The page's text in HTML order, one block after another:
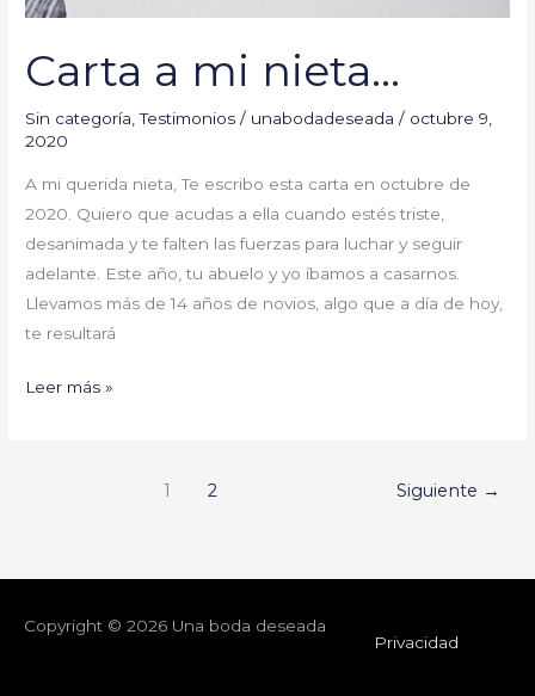
Carta a mi nieta…
Sin categoría ,Testimonios / unabodadeseada/ octubre 9,
2020
A mi querida nieta, Te escribo esta carta en octubre de
2020. Quiero que acudas a ella cuando estés triste,
desanimada y te falten las fuerzas para luchar y seguir
adelante. Este año, tu abuelo y yo íbamos a casarnos.
Llevamos más de 14 años de novios, algo que a día de hoy,
te resultará
Leer más »
1 2 Siguiente →
Copyright © 2026 Una boda deseada
Privacidad